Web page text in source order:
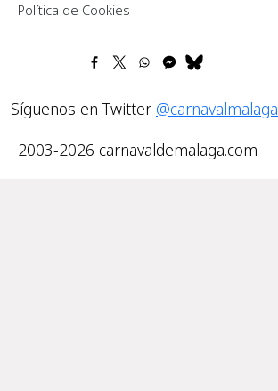
Política de Cookies
Síguenos en Twitter @carnavalmalaga
2003-2026 carnavaldemalaga.com